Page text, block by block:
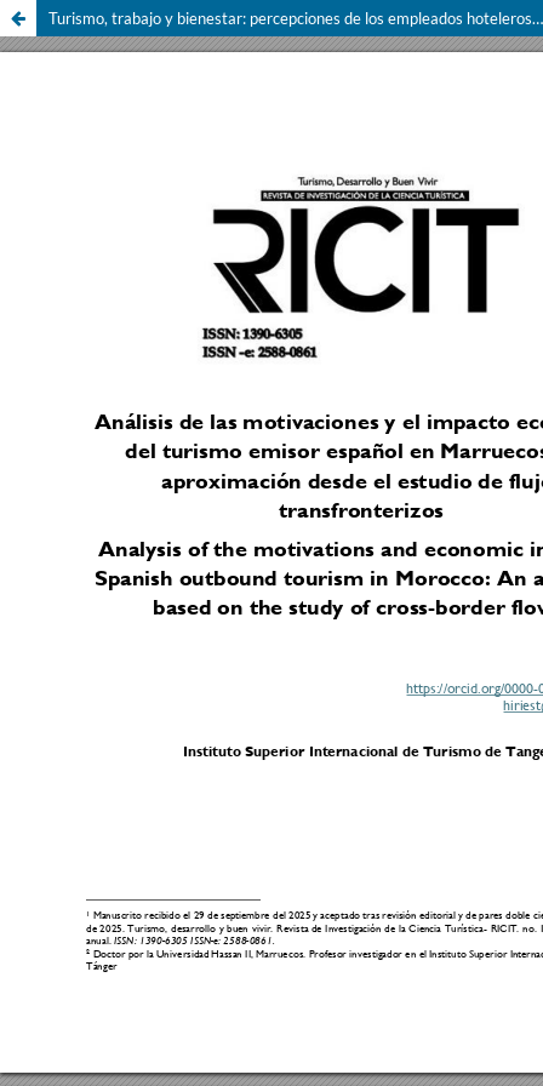
Turismo, trabajo y bienestar: percepciones de los empleados hoteleros sobre los beneficios de las Cajas de Compensación en Bucaramanga, Colombia